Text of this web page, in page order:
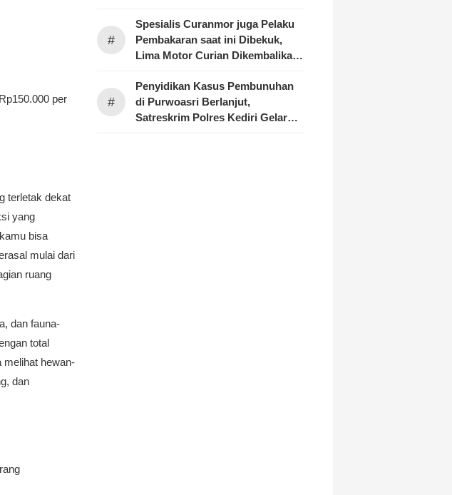
per
terletak dekat
yang
bisa
mulai dari
ruang
dan fauna-
total
melihat hewan-
dan
#
Spesialis Curanmor juga Pelaku
Pembakaran saat ini Dibekuk,
Lima Motor Curian Dikembalikan
#
Penyidikan Kasus Pembunuhan
di Purwoasri Berlanjut,
Satreskrim Polres Kediri Gelar